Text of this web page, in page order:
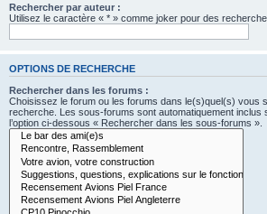
Rechercher par auteur :
Utilisez le caractère « * » comme joker pour des
OPTIONS DE RECHERCHE
Rechercher dans les forums :
Choisissez le forum ou les forums dans le(s)quel(s) vous
recherche. Les sous-forums sont automatiquement inclus
l’option ci-dessous « Rechercher dans les sous-forums ».